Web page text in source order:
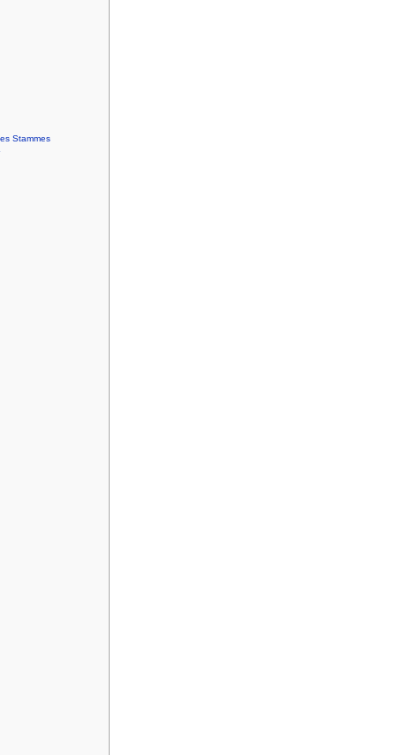
Stammes